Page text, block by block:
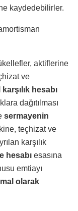
kaydedebilirler.
aktiflerine
ve
hesabı
dağıtılması
sermayenin
teçhizat ve
karşılık
hesabı esasına
emtiayı
mal olarak